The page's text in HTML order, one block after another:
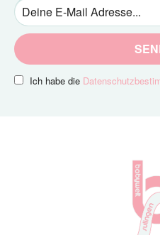
Ich habe die